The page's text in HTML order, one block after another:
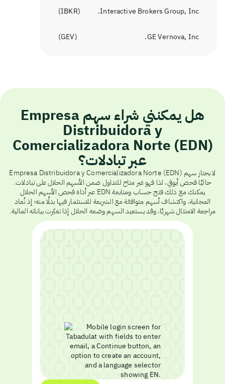
Interactive Brokers Group, Inc.
(
IBKR
)
GE Vernova, Inc.
(
GEV
)
هل يمكنني شراء سهم Empresa
Distribuidora y
Comercializadora Norte (EDN)
عبر تبادلات؟
لا يجتاز سهم Empresa Distribuidora y Comercializadora Norte (EDN)
حاليًا فحص أيوفي، لذا فهو غير متاح للتداول ضمن الأسهم الحلال على تبادلات.
يمكنك مع ذلك فتح حساب ومتابعة EDN عبر أداة فحص الأسهم الحلال
المجانية، واكتشاف أسهم متوافقة مع الشريعة للاستثمار فيها بدلًا منه؛ إذ تُعاد
مراجعة الامتثال شهريًا، وقد يستعيد السهم وضعه الحلال إذا تغيّرت بياناته المالية.